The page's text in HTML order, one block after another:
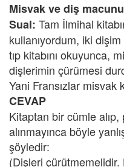
Misvak ve diş macunu
Sual: Tam İlmihal
kullanıyordum, iki
tıp kitabını okuyunca,
dişlerimin çürümesi
Yani Fransızlar misvak
CEVAP
Kitaptan bir cümle alıp,
alınmayınca böyle
şöyledir:
(Dişleri